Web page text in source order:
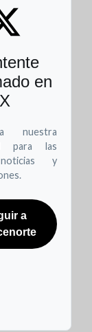
en
X
nuestra
para las
y
a